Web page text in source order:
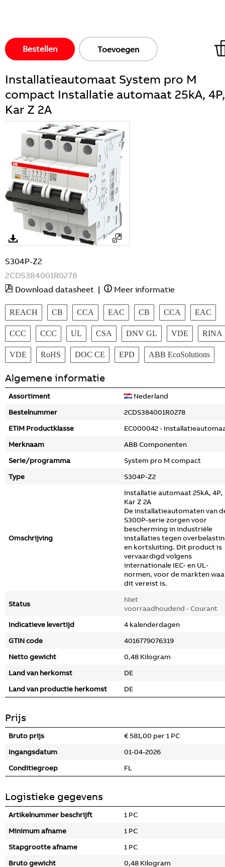
Bestellen Toevoegen
Installatieautomaat System pro M
compact Installatie automaat 25kA, 4P,
Kar Z 2A
S304P-Z2
2CDS384001R0278
Download datasheet | Meer informatie
REACH CB CCA EAC CB CCA EAC
CCC CCC UL CSA DNV GL VDE RINA
VDE RoHS DOC CE EPD ABB EcoSolutions
Algemene informatie
Assortiment
Nederland
Bestelnummer
2CDS384001R0278
ETIM Productklasse
EC000042 -
Merknaam
ABB Componenten
Serie/programma
System pro M compact
Type
S304P-Z2
Omschrijving
Installatie automaat 25kA, 4P,
Kar Z 2A
De installatieautomaten van
S300P-serie zorgen voor
bescherming in industriële
installaties tegen
en kortsluiting. Dit product is
vervaardigd volgens
internationale IEC- en UL-
normen, voor de markten
dit vereist is.
Status
Niet
voorraadhoudend - Courant
Indicatieve levertijd
4 kalenderdagen
GTIN code
4016779076319
Netto gewicht
0,48 Kilogram
Land van herkomst
DE
Land van productie herkomst
DE
Prijs
Bruto prijs
€ 581,00 per 1 PC
Ingangsdatum
01-04-2026
Conditiegroep
FL
Logistieke gegevens
Artikelnummer beschrijft
1 PC
Minimum afname
1 PC
Stapgrootte afname
1 PC
Bruto gewicht
0,48 Kilogram